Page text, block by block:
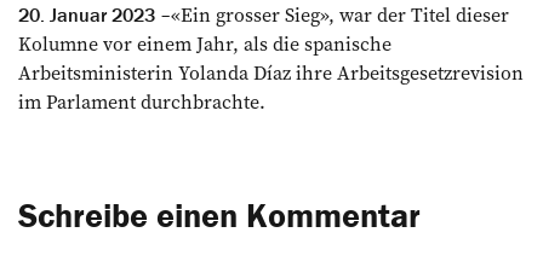
20. Januar 2023
«Ein grosser Sieg», war der Titel dieser
Kolumne vor einem Jahr, als die spanische
Arbeitsministerin Yolan­da Díaz ihre Arbeitsgesetzrevision
im Parlament durchbrachte.
Schreibe einen Kommentar